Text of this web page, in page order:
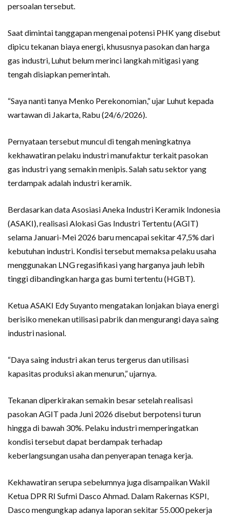
persoalan tersebut.
Saat dimintai tanggapan mengenai potensi PHK yang disebut
dipicu tekanan biaya energi, khususnya pasokan dan harga
gas industri, Luhut belum merinci langkah mitigasi yang
tengah disiapkan pemerintah.
“Saya nanti tanya Menko Perekonomian,” ujar Luhut kepada
wartawan di Jakarta, Rabu (24/6/2026).
Pernyataan tersebut muncul di tengah meningkatnya
kekhawatiran pelaku industri manufaktur terkait pasokan
gas industri yang semakin menipis. Salah satu sektor yang
terdampak adalah industri keramik.
Berdasarkan data Asosiasi Aneka Industri Keramik Indonesia
(ASAKI), realisasi Alokasi Gas Industri Tertentu (AGIT)
selama Januari-Mei 2026 baru mencapai sekitar 47,5% dari
kebutuhan industri. Kondisi tersebut memaksa pelaku usaha
menggunakan LNG regasifikasi yang harganya jauh lebih
tinggi dibandingkan harga gas bumi tertentu (HGBT).
Ketua ASAKI Edy Suyanto mengatakan lonjakan biaya energi
berisiko menekan utilisasi pabrik dan mengurangi daya saing
industri nasional.
“Daya saing industri akan terus tergerus dan utilisasi
kapasitas produksi akan menurun,” ujarnya.
Tekanan diperkirakan semakin besar setelah realisasi
pasokan AGIT pada Juni 2026 disebut berpotensi turun
hingga di bawah 30%. Pelaku industri memperingatkan
kondisi tersebut dapat berdampak terhadap
keberlangsungan usaha dan penyerapan tenaga kerja.
Kekhawatiran serupa sebelumnya juga disampaikan Wakil
Ketua DPR RI Sufmi Dasco Ahmad. Dalam Rakernas KSPI,
Dasco mengungkap adanya laporan sekitar 55.000 pekerja